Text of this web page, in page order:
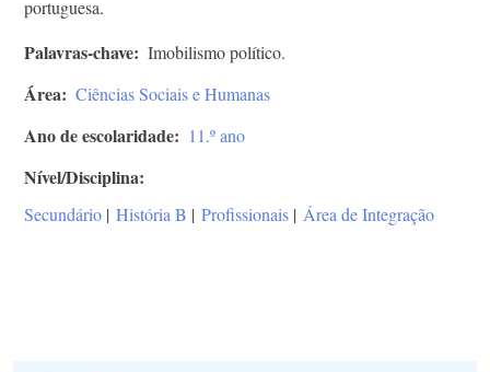
portuguesa.
Palavras-chave Imobilismo político.
Área Ciências Sociais e Humanas
Ano de escolaridade 11.º ano
Nível/Disciplina
Secundário | História B | Profissionais | Área de Integração